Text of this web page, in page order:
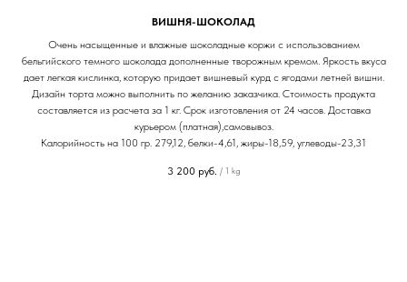
ВИШНЯ-ШОКОЛАД
Очень насыщенные и влажные шоколадные коржи с использованием
бельгийского темного шоколада дополненные творожным кремом. Яркость вкуса
дает легкая кислинка, которую придает вишневый курд с ягодами летней вишни.
Дизайн торта можно выполнить по желанию заказчика. Стоимость продукта
составляется из расчета за 1 кг. Срок изготовления от 24 часов. Доставка
курьером (платная),самовывоз.
Калорийность на 100 гр. 279,12, белки-4,61, жиры-18,59, углеводы-23,31
3 200 руб. / 1 kg